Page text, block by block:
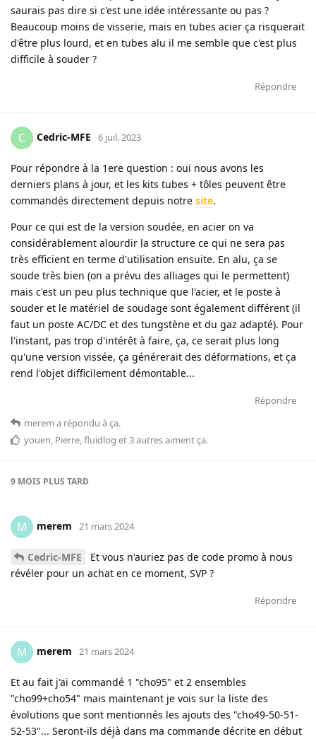
saurais pas dire si c'est une idée intéressante ou pas ?
Beaucoup moins de visserie, mais en tubes acier ça risquerait
d'être plus lourd, et en tubes alu il me semble que c'est plus
difficile à souder ?
Répondre
C Cedric-MFE 6 juil. 2023
Pour répondre à la 1ere question : oui nous avons les
derniers plans à jour, et les kits tubes + tôles peuvent être
commandés directement depuis notre site.
Pour ce qui est de la version soudée, en acier on va
considérablement alourdir la structure ce qui ne sera pas
très efficient en terme d'utilisation ensuite. En alu, ça se
soude très bien (on a prévu des alliages qui le permettent)
mais c'est un peu plus technique que l'acier, et le poste à
souder et le matériel de soudage sont également différent (il
faut un poste AC/DC et des tungstène et du gaz adapté). Pour
l'instant, pas trop d'intérêt à faire, ça, ce serait plus long
qu'une version vissée, ça générerait des déformations, et ça
rend l'objet difficilement démontable...
Répondre
merem a répondu à ça.
youen, Pierre,fluidlog et3autresaiment ça.
9 MOIS PLUS TARD
M merem 21 mars 2024
Cedric-MFE
Et vous n'auriez pas de code promo à nous
révéler pour un achat en ce moment, SVP ?
Répondre
M merem 21 mars 2024
Et au fait j'ai commandé 1 "cho95" et 2 ensembles
"cho99+cho54" mais maintenant je vois sur la liste des
évolutions que sont mentionnés les ajouts des "cho49-50-51-
52-53"... Seront-ils déjà dans ma commande décrite en début